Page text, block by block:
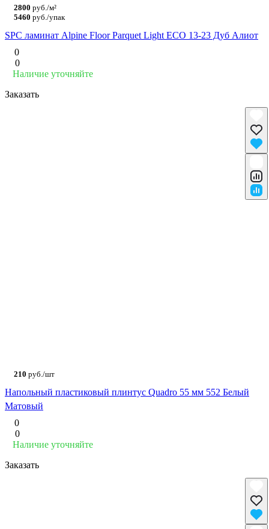
2800 руб./м²
5460 руб./упак
SPC ламинат Alpine Floor Parquet Light ЕСО 13-23 Дуб Алиот
0
0
Наличие уточняйте
Заказать
210 руб./шт
Напольный пластиковый плинтус Quadro 55 мм 552 Белый
Матовый
0
0
Наличие уточняйте
Заказать